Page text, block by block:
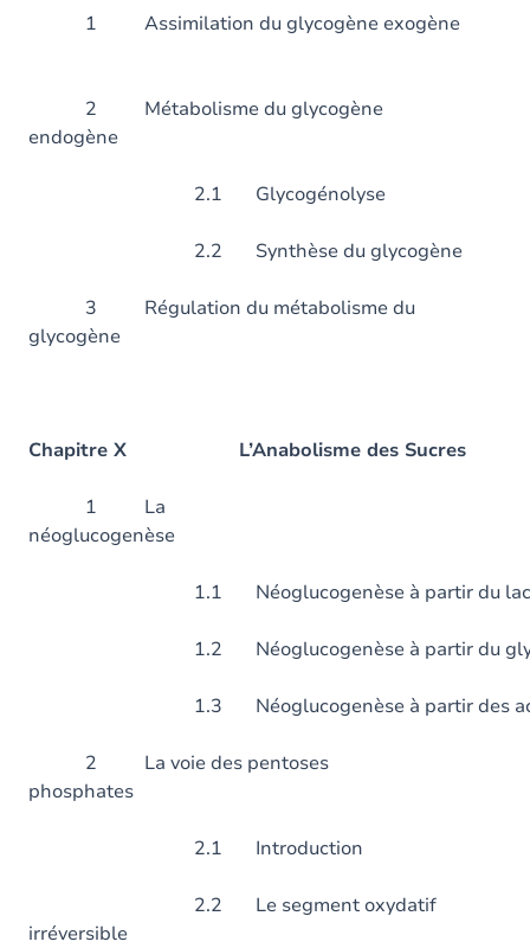
1 Assimilation du
2 Métabolisme du glycogène
endogène
2.1 Glycogénolyse
2.2 Synthèse du
3 Régulation du métabolisme du
Chapitre X L’Anabolisme des Sucres
1 La
1.1 Néoglucogenèse à partir du
1.2 Néoglucogenèse à partir du
1.3 Néoglucogenèse à partir des
2 La voie des pentoses
phosphates
2.1 Introduction
2.2 Le segment oxydatif
irréversible